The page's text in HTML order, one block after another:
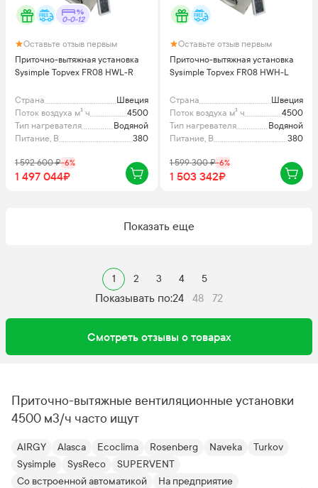
0-0-12
Оставьте отзыв первым
Приточно-вытяжная установка
Sysimple Topvex FR08 HWL-R
Страна
Швеция
Поток воздуха м³ ч
4500
Тип нагревателя
Водяной
Питание, В
380
1 592 600₽-6%
1 497 044₽
Оставьте отзыв первым
Приточно-вытяжная установка
Sysimple Topvex FR08 HWH-L
Страна
Швеция
Поток воздуха м³ ч
4500
Тип нагревателя
Водяной
Питание, В
380
1 599 300₽-6%
1 503 342₽
Показать еще
1 2 3 4 5
Показывать по:24 48 72
Смотреть отзывы о товарах
Приточно-вытяжные вентиляционные установки
4500 м3/ч часто ищут
AIRGY Alasca Ecoclima Rosenberg Naveka
Turkov
Sysimple
SysReco
SUPERVENT
Со встроенной автоматикой
На предприятие